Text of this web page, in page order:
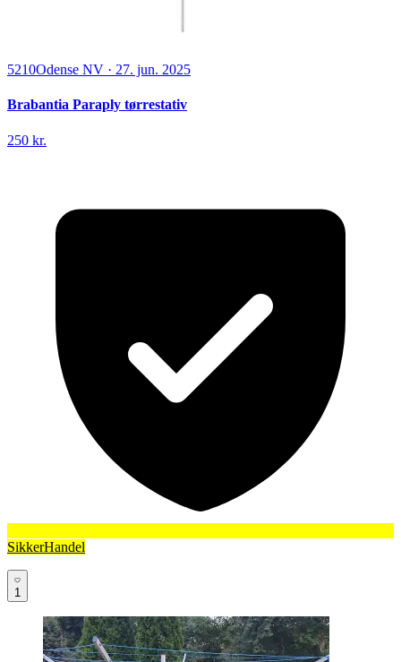
5210Odense NV · 27. jun. 2025
Brabantia Paraply tørrestativ
250 kr.
SikkerHandel
1